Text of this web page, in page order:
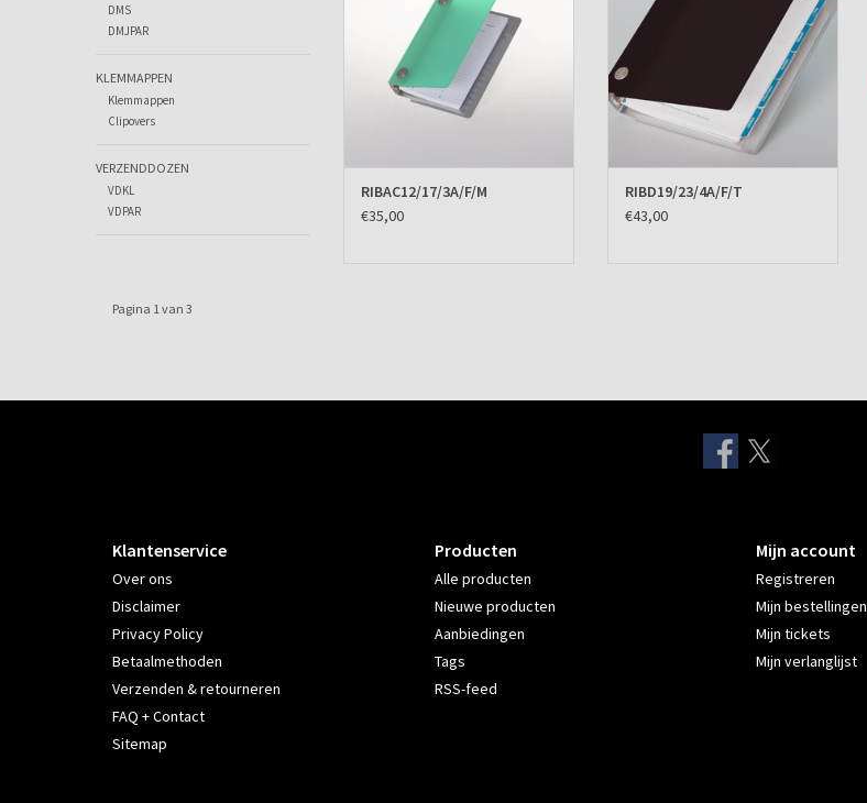
DMS
DMJPAR
KLEMMAPPEN
Klemmappen
Clipovers
VERZENDDOZEN
VDKL
VDPAR
RIBAC12/17/3A/F/M
€35,00
RIBD19/23/4A/F/T
€43,00
Pagina 1 van 3
Klantenservice
Over ons
Disclaimer
Privacy Policy
Betaalmethoden
Verzenden & retourneren
FAQ + Contact
Sitemap
Producten
Alle producten
Nieuwe producten
Aanbiedingen
Tags
RSS-feed
Mijn account
Registreren
Mijn bestellingen
Mijn tickets
Mijn verlanglijst